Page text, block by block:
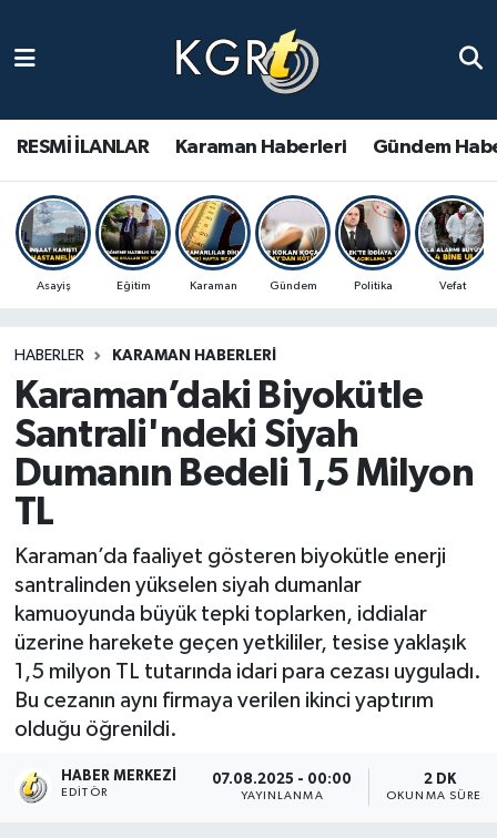
RESMİ İLANLAR Karaman Haberleri Gündem
Asayiş Eğitim Karaman Gündem Politika Vefat
HABERLER KARAMAN HABERLERI
Karaman’daki Biyokütle
Santrali'ndeki Siyah
Dumanın Bedeli 1,5 Milyon
TL
Karaman’da faaliyet gösteren biyokütle enerji
santralinden yükselen siyah dumanlar
kamuoyunda büyük tepki toplarken, iddialar
üzerine harekete geçen yetkililer, tesise yaklaşık
1,5 milyon TL tutarında idari para cezası uyguladı.
Bu cezanın aynı firmaya verilen ikinci yaptırım
olduğu öğrenildi.
HABER MERKEZI
EDITÖR
07.08.2025 - 00:00
YAYINLANMA
2 DK
OKUNMA SÜRESI
Gündem Haberleri
Güncel Haberler
Spor Haberleri
Ulusal Haberler
Vefat Edenler